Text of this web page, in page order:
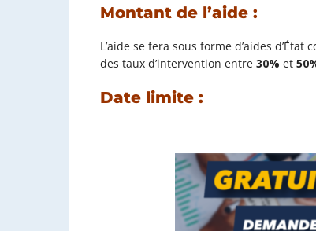
Montant de l’aide :
L’aide se fera sous forme d’aides d’État
des taux d’intervention entre 30% et
Date limite :